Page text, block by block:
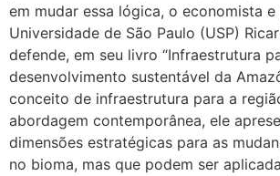
em mudar essa lógica, o economista
Universidade de São Paulo (USP)
defende, em seu livro “Infraestrutura
desenvolvimento sustentável da
conceito de infraestrutura para a
abordagem contemporânea, ele
dimensões estratégicas para as
no bioma, mas que podem ser